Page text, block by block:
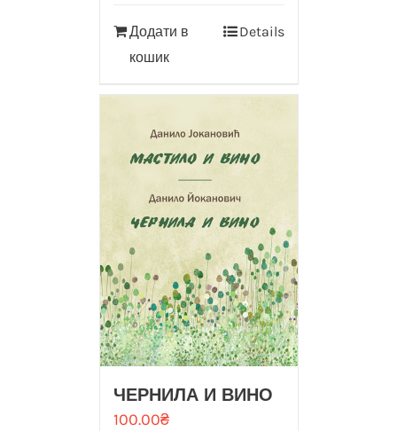
Додати в
кошик
Details
ЧЕРНИЛА И ВИНО
100.00₴